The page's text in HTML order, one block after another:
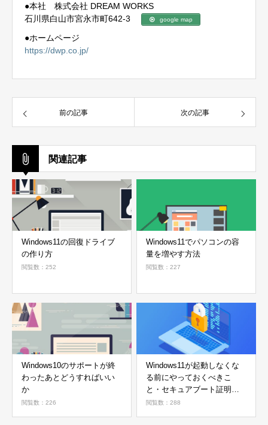
●本社 株式会社 DREAM WORKS
石川県白山市宮永市町642-3
google map
●ホームページ
https://dwp.co.jp/
前の記事 次の記事
関連記事
Windows11の回復ドライブ
の作り方
閲覧数：252
Windows11でパソコンの容
量を増やす方法
閲覧数：227
Windows10のサポートが終
わったあとどうすればいい
か
閲覧数：226
Windows11が起動しなくな
る前にやっておくべきこ
と・セキュアブート証明書
の確認方法
閲覧数：288